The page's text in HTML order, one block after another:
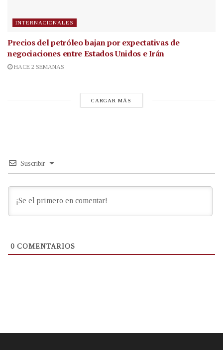
INTERNACIONALES
Precios del petróleo bajan por expectativas de
negociaciones entre Estados Unidos e Irán
HACE 2 SEMANAS
CARGAR MÁS
Suscribir
0 COMENTARIOS